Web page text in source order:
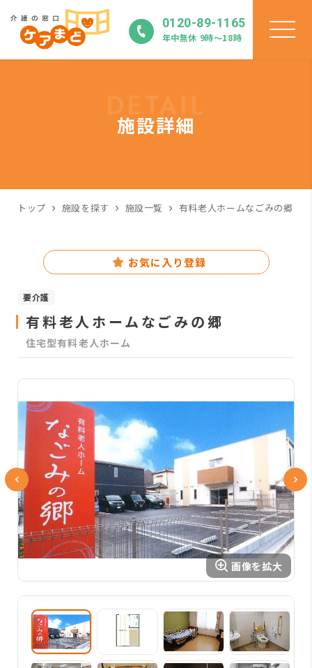
0120-89-1165
年中無休 9時〜18時
施設詳細
トップ 施設を探す 施設一覧 有料老人ホームなごみの郷
お気に入り登録
要介護
有料老人ホームなごみの郷
住宅型有料老人ホーム